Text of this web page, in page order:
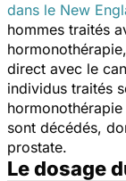
dans le New
hommes traités
direct avec le
individus traités
sont décédés,
prostate.
Le dosage